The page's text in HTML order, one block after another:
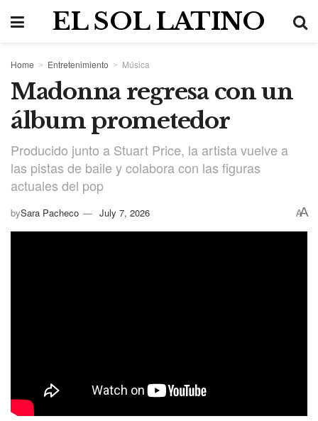
EL SOL LATINO
Home Entretenimiento Música
Madonna regresa con un
álbum prometedor
Producido junto a Stuart Price, la artista vuelve a
las pistas de baile y colabora con las figuras
actuales del pop
bySara Pacheco July 7, 2026 AA